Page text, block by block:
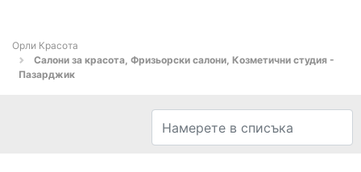
Орли Красота
Салони за красота, Фризьорски салони, Козметични студия -
Пазарджик